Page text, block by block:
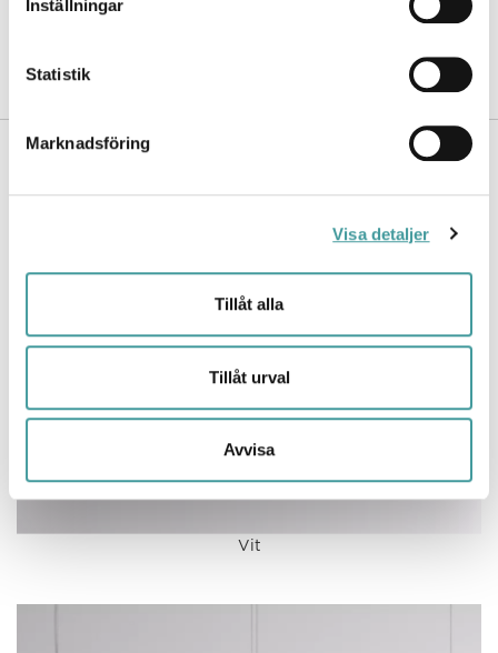
Inställningar
Statistik
Marknadsföring
Visa detaljer
Tillåt alla
Tillåt urval
Avvisa
Vit